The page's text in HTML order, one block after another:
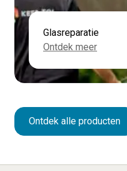
Glasreparatie
Ontdek meer
Ontdek alle producten